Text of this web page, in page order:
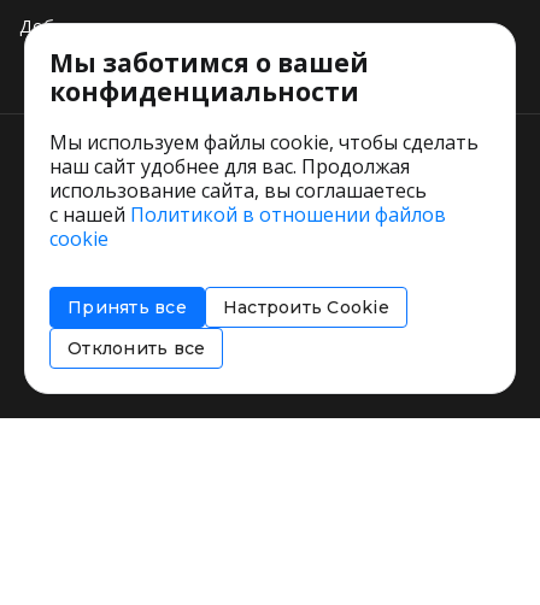
Добавить свое заведение
Тарифы
Пользовательское соглашение
Соглашение об информировании
Политика использования cookies
Мы заботимся о вашей
конфиденциальности
Мы используем файлы cookie, чтобы сделать
наш сайт удобнее для вас. Продолжая
использование сайта, вы соглашаетесь
с нашей Политикой в отношении файлов
cookie
Принять все
Настроить Cookie
Отклонить все